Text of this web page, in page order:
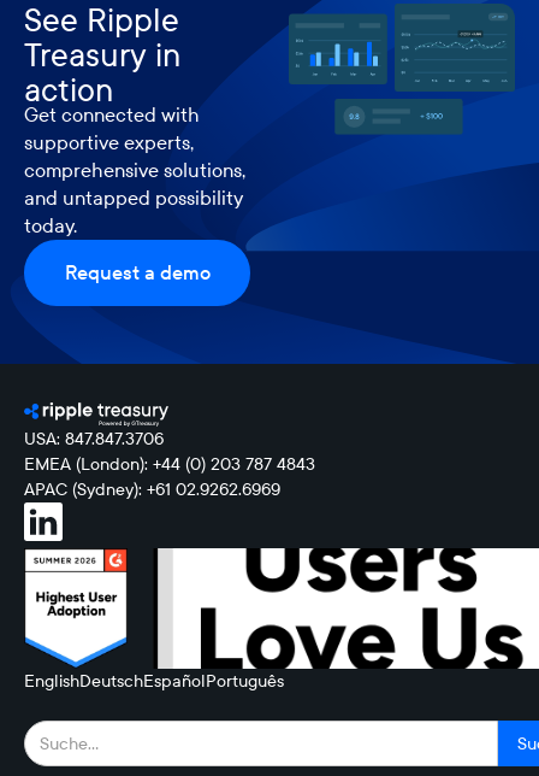
See Ripple
Treasury in
action
Get connected with
supportive experts,
comprehensive solutions,
and untapped possibility
today.
Request a demo
USA: 847.847.3706
EMEA (London): +44 (0) 203 787 4843
APAC (Sydney): +61 02.9262.6969
EnglishDeutschEspañolPortuguês